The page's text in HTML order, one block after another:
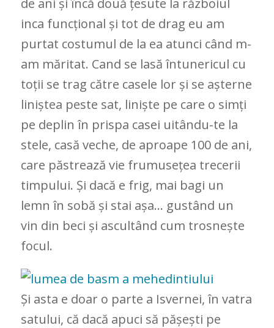
de ani și încă două țesute la războiul
inca funcțional și tot de drag eu am
purtat costumul de la ea atunci când m-
am măritat. Cand se lasă întunericul cu
toții se trag către casele lor și se așterne
liniștea peste sat, liniște pe care o simți
pe deplin în prispa casei uitându-te la
stele, casă veche, de aproape 100 de ani,
care păstrează vie frumusețea trecerii
timpului. Și dacă e frig, mai bagi un
lemn în sobă și stai așa… gustând un
vin din beci și ascultând cum trosnește
focul.
Și asta e doar o parte a Isvernei, în vatra
satului, că dacă apuci să pășești pe